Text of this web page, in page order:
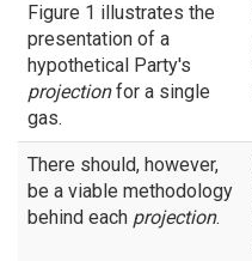
Figure 1 illustrates the
presentation of a
hypothetical Party's
projectionfor a single
gas.
There should, however,
be a viable methodology
behind each projection.